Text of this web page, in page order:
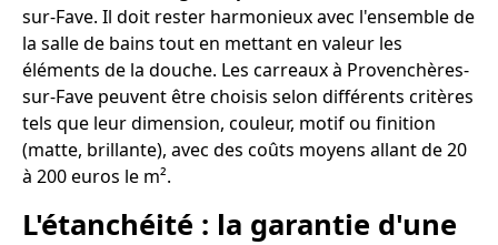
sur-Fave. Il doit rester harmonieux avec l'ensemble de
la salle de bains tout en mettant en valeur les
éléments de la douche. Les carreaux à Provenchères-
sur-Fave peuvent être choisis selon différents critères
tels que leur dimension, couleur, motif ou finition
(matte, brillante), avec des coûts moyens allant de 20
à 200 euros le m².
L'étanchéité : la garantie d'une